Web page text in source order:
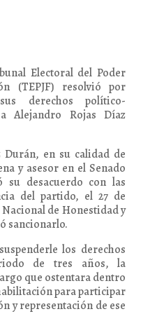
Electoral del Poder
(TEPJF) resolvió por
derechos político-
Alejandro Rojas Díaz
Durán, en su calidad de
y asesor en el Senado
su desacuerdo con las
del partido, el 27 de
de Honestidad y
sancionarlo.
los derechos
de tres años, la
que ostentara dentro
para participar
y representación de ese